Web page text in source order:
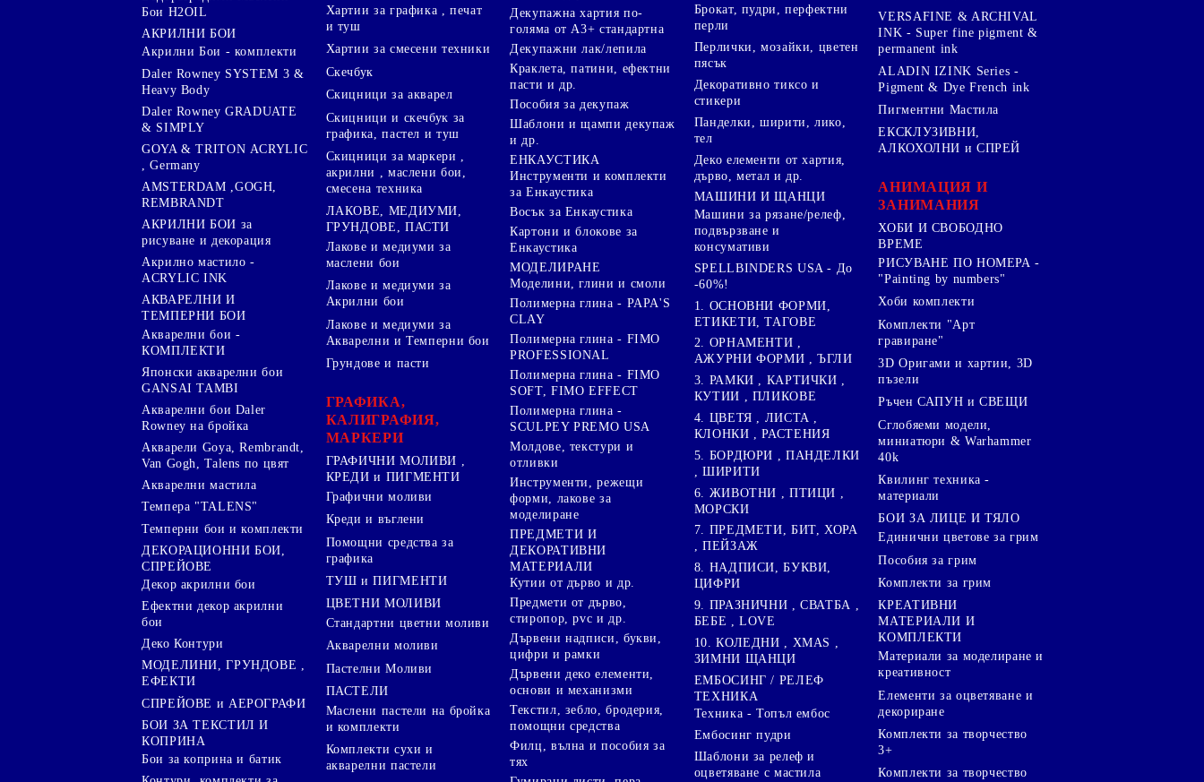
Бои H2OIL
АКРИЛНИ БОИ
Акрилни Бои - комплекти
Daler Rowney SYSTEM 3 &
Heavy Body
Daler Rowney GRADUATE
& SIMPLY
GOYA & TRITON АCRYLIC
, Germany
AMSTERDAM ,GOGH,
REMBRANDT
АКРИЛНИ БОИ за
рисуване и декорация
Акрилно мастило -
ACRYLIC INK
АКВАРЕЛНИ И
ТЕМПЕРНИ БОИ
Акварелни бои -
КОМПЛЕКТИ
Японски акварелни бои
GANSAI TAMBI
Акварелни бои Daler
Rowney на бройка
Акварели Goya, Rembrandt,
Van Gogh, Talens по цвят
Акварелни мастила
Темпера "TALENS"
Темперни бои и комплекти
ДЕКОРАЦИОННИ БОИ,
СПРЕЙОВЕ
Декор акрилни бои
Ефектни декор акрилни
бои
Деко Контури
МОДЕЛИНИ, ГРУНДОВЕ ,
ЕФЕКТИ
СПРЕЙОВЕ и АЕРОГРАФИ
БОИ ЗА ТЕКСТИЛ И
КОПРИНА
Бои за коприна и батик
Хартии за графика , печат
и туш
Хартии за смесени техники
Скечбук
Скицници за акварел
Скицници и скечбук за
графика, пастел и туш
Скицници за маркери ,
акрилни , маслени бои,
смесена техника
ЛАКОВЕ, МЕДИУМИ,
ГРУНДОВЕ, ПАСТИ
Лакове и медиуми за
маслени бои
Лакове и медиуми за
Акрилни бои
Лакове и медиуми за
Акварелни и Темперни бои
Грундове и пасти
ГРАФИКА,
КАЛИГРАФИЯ,
МАРКЕРИ
ГРАФИЧНИ МОЛИВИ ,
КРЕДИ и ПИГМЕНТИ
Графични моливи
Креди и въглени
Помощни средства за
графика
ТУШ и ПИГМЕНТИ
ЦВЕТНИ МОЛИВИ
Стандартни цветни моливи
Акварелни моливи
Пастелни Моливи
ПАСТЕЛИ
Маслени пастели на бройка
и комплекти
Комплекти сухи и
акварелни пастели
Декупажна хартия по-
голяма от А3+ стандартна
Декупажни лак/лепила
Краклета, патини, ефектни
пасти и др.
Пособия за декупаж
Шаблони и щампи декупаж
и др.
ЕНКАУСТИКА
Инструменти и комплекти
за Енкаустика
Восък за Енкаустика
Картони и блокове за
Енкаустика
МОДЕЛИРАНЕ
Моделини, глини и смоли
Полимерна глина - PAPA'S
CLAY
Полимерна глина - FIMO
PROFESSIONAL
Полимерна глина - FIMO
SOFT, FIMO EFFECT
Полимерна глина -
SCULPEY PREMO USA
Молдове, текстури и
отливки
Инструменти, режещи
форми, лакове за
моделиране
ПРЕДМЕТИ И
ДЕКОРАТИВНИ
МАТЕРИАЛИ
Кутии от дърво и др.
Предмети от дърво,
стиропор, pvc и др.
Дървени надписи, букви,
цифри и рамки
Дървени деко елементи,
основи и механизми
Текстил, зебло, бродерия,
помощни средства
Филц, вълна и пособия за
тях
Брокат, пудри, перфектни
перли
Перлички, мозайки, цветен
пясък
Декоративно тиксо и
стикери
Панделки, ширити, лико,
тел
Деко елементи от хартия,
дърво, метал и др.
МАШИНИ И ЩАНЦИ
Машини за рязане/релеф,
подвързване и
консумативи
SPELLBINDERS USA - До
-60%!
1. ОСНОВНИ ФОРМИ,
ЕТИКЕТИ, ТАГОВЕ
2. ОРНАМЕНТИ ,
АЖУРНИ ФОРМИ , ЪГЛИ
3. РАМКИ , КАРТИЧКИ ,
КУТИИ , ПЛИКОВЕ
4. ЦВЕТЯ , ЛИСТА ,
КЛОНКИ , РАСТЕНИЯ
5. БОРДЮРИ , ПАНДЕЛКИ
, ШИРИТИ
6. ЖИВОТНИ , ПТИЦИ ,
МОРСКИ
7. ПРЕДМЕТИ, БИТ, ХОРА
, ПЕЙЗАЖ
8. НАДПИСИ, БУКВИ,
ЦИФРИ
9. ПРАЗНИЧНИ , СВАТБА ,
БЕБЕ , LOVE
10. КОЛЕДНИ , XMAS ,
ЗИМНИ ЩАНЦИ
ЕМБОСИНГ / РЕЛЕФ
ТЕХНИКА
Техника - Топъл ембос
Ембосинг пудри
Шаблони за релеф и
оцветяване с мастила
VERSAFINE & ARCHIVAL
INK - Super fine pigment &
permanent ink
ALADIN IZINK Series -
Pigment & Dye French ink
Пигментни Мастила
ЕКСКЛУЗИВНИ,
АЛКОХОЛНИ и СПРЕЙ
АНИМАЦИЯ И
ЗАНИМАНИЯ
ХОБИ И СВОБОДНО
ВРЕМЕ
РИСУВАНЕ ПО НОМЕРА -
"Painting by numbers"
Хоби комплекти
Комплекти "Арт
гравиране"
3D Оригами и хартии, 3D
пъзели
Ръчен САПУН и СВЕЩИ
Сглобяеми модели,
миниатюри & Warhammer
40k
Квилинг техника -
материали
БОИ ЗА ЛИЦЕ И ТЯЛО
Единични цветове за грим
Пособия за грим
Комплекти за грим
КРЕАТИВНИ
МАТЕРИАЛИ И
КОМПЛЕКТИ
Mатериали за моделиране и
креативност
Елементи за оцветяване и
декориране
Комплекти за творчество
3+
Комплекти за творчество